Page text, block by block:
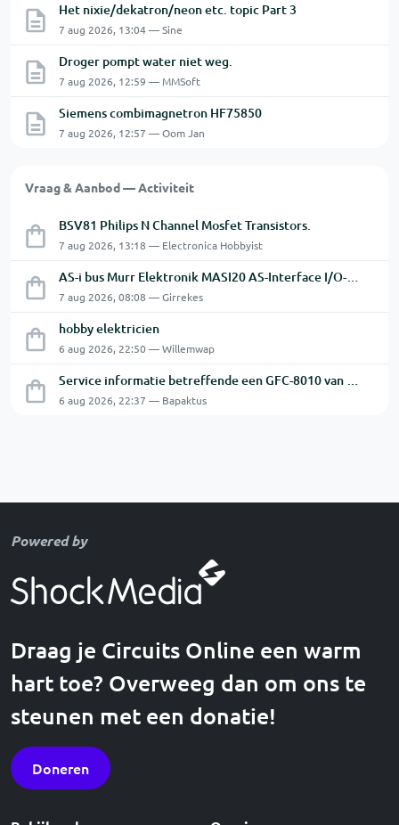
Het nixie/dekatron/neon etc. topic Part 3
7 aug 2026, 13:04 — Sine
Droger pompt water niet weg.
7 aug 2026, 12:59 — MMSoft
Siemens combimagnetron HF75850
7 aug 2026, 12:57 — Oom Jan
Vraag & Aanbod — Activiteit
BSV81 Philips N Channel Mosfet Transistors.
7 aug 2026, 13:18 — Electronica Hobbyist
AS-i bus Murr Elektronik MASI20 AS-Interface I/O-module 56440
7 aug 2026, 08:08 — Girrekes
hobby elektricien
6 aug 2026, 22:50 — Willemwap
Service informatie betreffende een GFC-8010 van GW
6 aug 2026, 22:37 — Bapaktus
Powered by
Draag je Circuits Online een warm
hart toe? Overweeg dan om ons te
steunen met een donatie!
Doneren